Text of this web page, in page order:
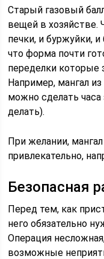
Старый газовый
вещей в хозяйстве.
печки, и буржуйки,
что форма почти
переделки которые
Например, мангал
можно сделать
делать).
При желании,
привлекательно,
Безопасная
Перед тем, как
него обязательно
Операция
возможные